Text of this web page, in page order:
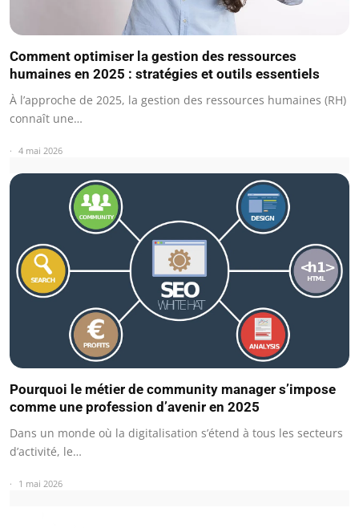
Comment optimiser la gestion des ressources
humaines en 2025 : stratégies et outils essentiels
À l’approche de 2025, la gestion des ressources humaines (RH)
connaît une…
4 mai 2026
Pourquoi le métier de community manager s’impose
comme une profession d’avenir en 2025
Dans un monde où la digitalisation s’étend à tous les secteurs
d’activité, le…
1 mai 2026